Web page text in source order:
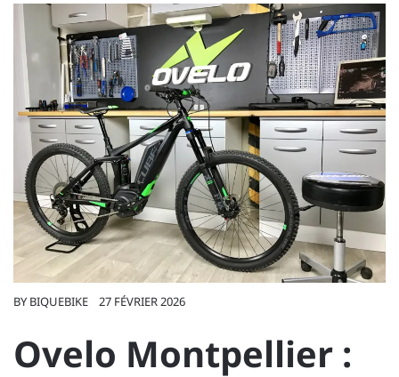
BY BIQUEBIKE 27 FÉVRIER 2026
Ovelo Montpellier :